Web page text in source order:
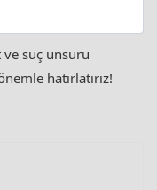
suç unsuru
hatırlatırız!